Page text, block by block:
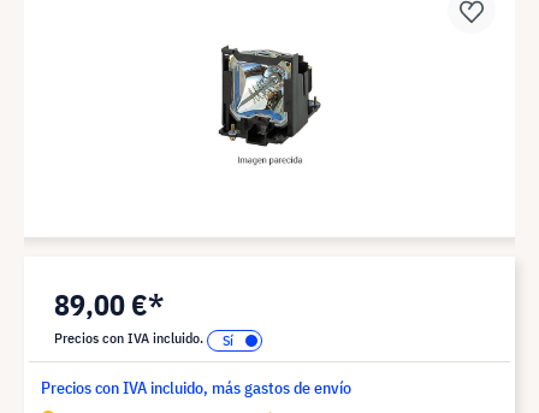
89,00 €*
Precios con IVA incluido.
Precios con IVA incluido, más gastos de envío